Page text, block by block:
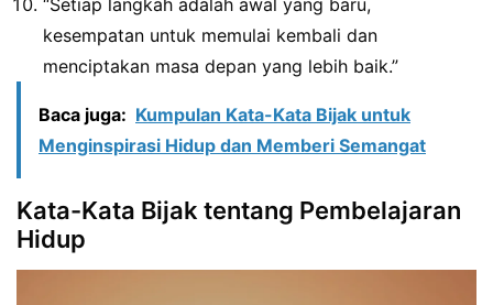
kesempatan untuk memulai kembali dan
menciptakan masa depan yang lebih baik.”
Baca juga: Kumpulan Kata-Kata Bijak untuk
Menginspirasi Hidup dan Memberi Semangat
Kata-Kata Bijak tentang Pembelajaran
Hidup